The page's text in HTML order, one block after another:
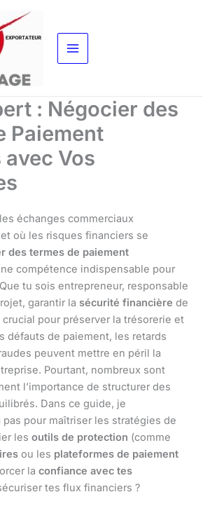
: Négocier des
Paiement
Vos
échanges commerciaux
où les risques financiers se
des termes de paiement
compétence indispensable pour
tu sois entrepreneur, responsable
garantir la sécurité financière de
pour préserver la trésorerie et
défauts de paiement, les retards
peuvent mettre en péril la
Pourtant, nombreux sont
l’importance de structurer des
Dans ce guide, je
pas pour maîtriser les stratégies de
les outils de protection (comme
ou les plateformes de paiement
la confiance avec tes
tes flux financiers ?